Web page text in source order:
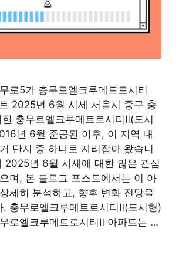
로5가 충무로엘크루메트로시티
2025년 6월 시세 서울시 중구 충
충무로엘크루메트로시티Ⅱ(도시
년 6월 준공된 이후, 이 지역 내
단지 중 하나로 자리잡아 왔습니
2025년 6월 시세에 대한 많은 관심
며, 본 블로그 포스트에서는 이 아
세히 분석하고, 향후 변화 전망을
충무로엘크루메트로시티Ⅱ(도시형)
로엘크루메트로시티Ⅱ 아파트는 …